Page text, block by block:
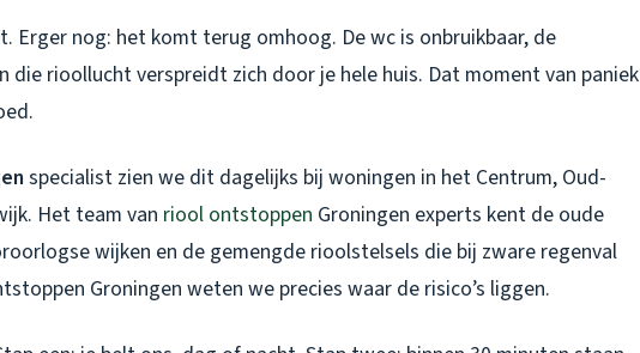
Erger nog: het komt terug omhoog. De wc is onbruikbaar, de
die rioollucht verspreidt zich door je hele huis. Dat moment van paniek
specialist zien we dit dagelijks bij woningen in het Centrum, Oud-
Het team van riool ontstoppen Groningen experts kent de oude
wijken en de gemengde rioolstelsels die bij zware regenval
Groningen weten we precies waar de risico’s liggen.